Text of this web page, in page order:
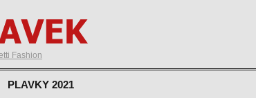
Fashion
PLAVKY 2021